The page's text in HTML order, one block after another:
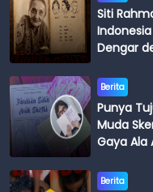
Siti
Dengar
Berita
Punya
Muda
Gaya Ala
Berita